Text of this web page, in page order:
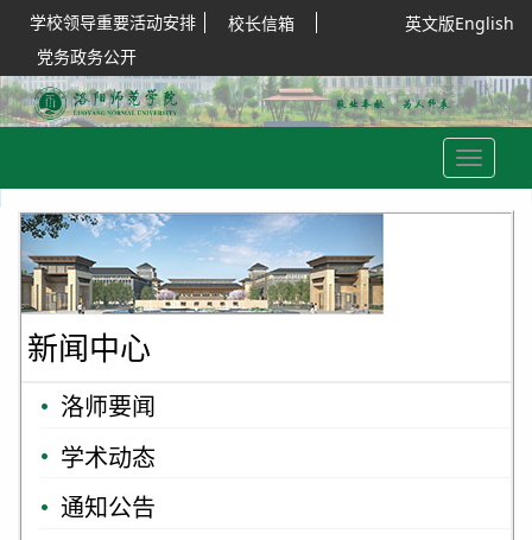
学校领导重要活动安排
校长信箱
党务政务公开
英文版English
Toggle
navigation
新闻中心
洛师要闻
学术动态
通知公告